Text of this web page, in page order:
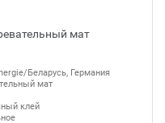
мат
Беларусь, Германия
мат
клей